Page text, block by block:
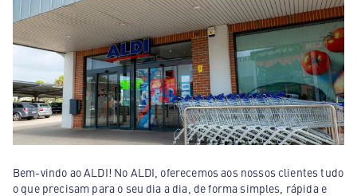
Bem-vindo ao ALDI! No ALDI, oferecemos aos nossos clientes tudo
o que precisam para o seu dia a dia, de forma simples, rápida e